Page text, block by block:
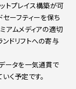
トプレイス構築が可
セーフティーを保ち
アムメディアの適切
ドリフトへの寄与
ータを一気通貫で
く予定です。